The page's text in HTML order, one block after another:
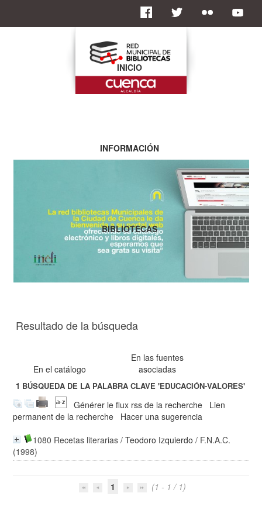
Resultado de la búsqueda
En el catálogo
En las fuentes
asociadas
1 BÚSQUEDA DE LA PALABRA CLAVE'EDUCACIÓN-VALORES'
Générer le flux rss de la recherche
Lien
permanent de la recherche
Hacer una sugerencia
1080 Recetas literarias /Teodoro Izquierdo / F.N.A.C.
(1998)
1 (1 - 1 / 1)
INICIO
INFORMACIÓN
BIBLIOTECAS